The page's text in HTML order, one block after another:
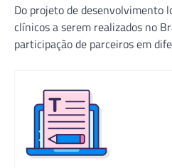
Do projeto de desenvolvimento
clínicos a serem realizados no
participação de parceiros em